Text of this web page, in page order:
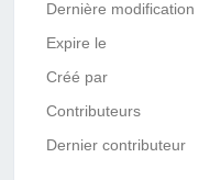
Dernière modification
Expire le
Créé par
Contributeurs
Dernier contributeur